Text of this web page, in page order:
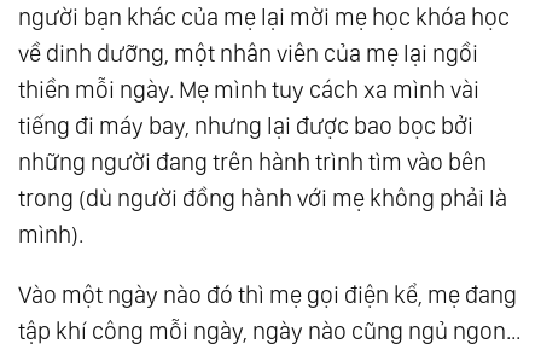
người bạn khác của mẹ lại mời mẹ học khóa học
về dinh dưỡng, một nhân viên của mẹ lại ngồi
thiền mỗi ngày. Mẹ mình tuy cách xa mình vài
tiếng đi máy bay, nhưng lại được bao bọc bởi
những người đang trên hành trình tìm vào bên
trong (dù người đồng hành với mẹ không phải là
mình).
Vào một ngày nào đó thì mẹ gọi điện kể, mẹ đang
tập khí công mỗi ngày, ngày nào cũng ngủ ngon...